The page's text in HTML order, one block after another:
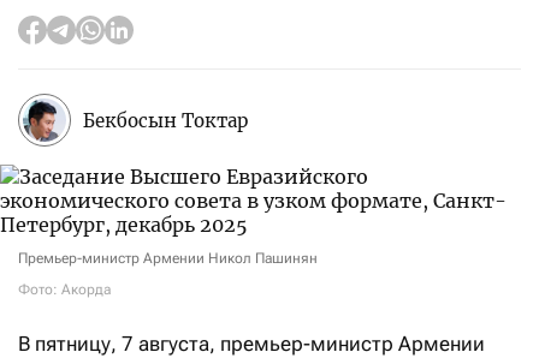
Бекбосын Токтар
Премьер-министр Армении Никол Пашинян
Фото: Акорда
В пятницу, 7 августа, премьер-министр Армении